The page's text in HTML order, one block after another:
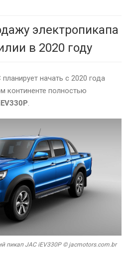
электропикапа
в 2020 году
начать с 2020 года
континенте полностью
.
пикап JAC iEV330P © jacmotors.com.br